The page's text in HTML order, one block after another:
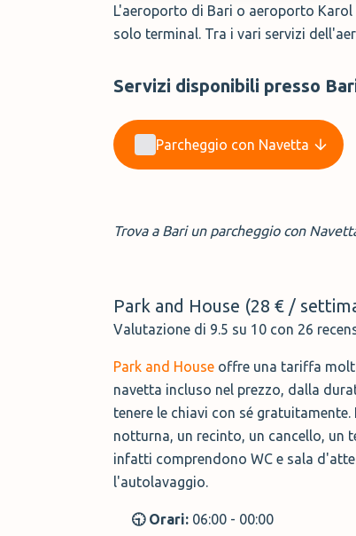
L'aeroporto di Bari o aeroporto Karol
solo terminal. Tra i vari servizi
Servizi disponibili presso
Parcheggio con Navetta
Trova a Bari un parcheggio con
Park and House (28 € /
Valutazione di 9.5 su 10 con 26
Park and House offre una tariffa
navetta incluso nel prezzo, dalla
tenere le chiavi con sé
notturna, un recinto, un cancello, un
infatti comprendono WC e sala
l'autolavaggio.
🕤 Orari: 06:00 - 00:00